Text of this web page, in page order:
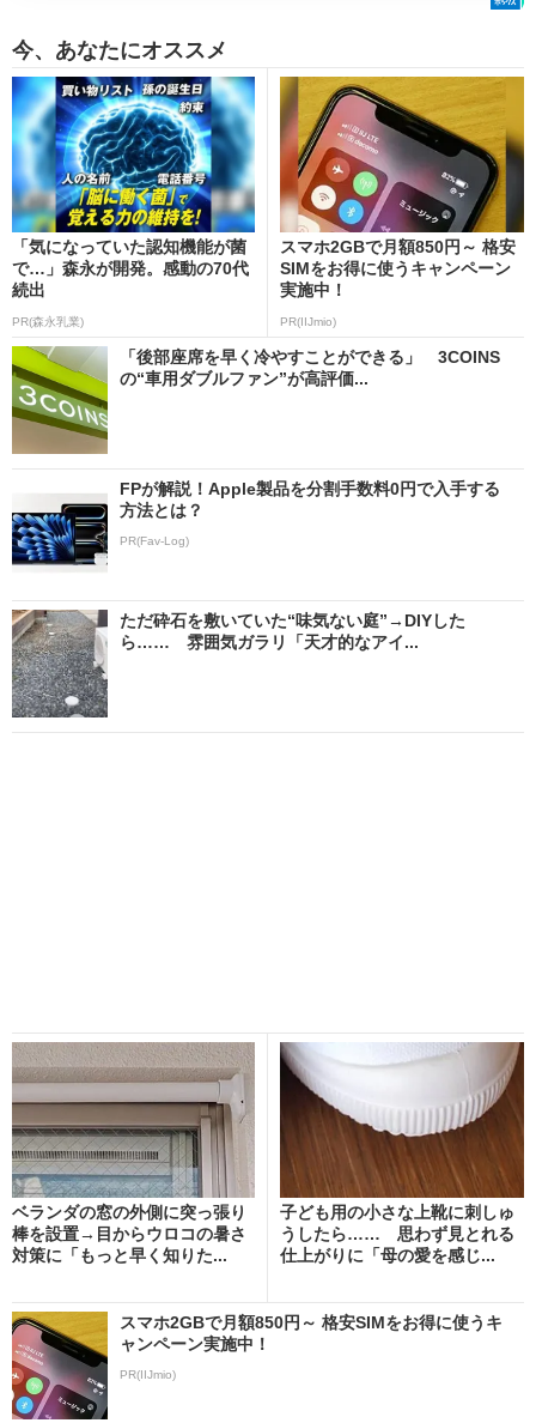
今、あなたにオススメ
「気になっていた認知機能が菌
で…」森永が開発。感動の70代
続出
PR(森永乳業)
スマホ2GBで月額850円～ 格安
SIMをお得に使うキャンペーン
実施中！
PR(IIJmio)
「後部座席を早く冷やすことができる」 3COINS
の“車用ダブルファン”が高評価...
FPが解説！Apple製品を分割手数料0円で入手する
方法とは？
PR(Fav-Log)
ただ砕石を敷いていた“味気ない庭”→DIYした
ら…… 雰囲気ガラリ「天才的なアイ...
ベランダの窓の外側に突っ張り
棒を設置→目からウロコの暑さ
対策に「もっと早く知りた...
子ども用の小さな上靴に刺しゅ
うしたら…… 思わず見とれる
仕上がりに「母の愛を感じ...
スマホ2GBで月額850円～ 格安SIMをお得に使うキ
ャンペーン実施中！
PR(IIJmio)